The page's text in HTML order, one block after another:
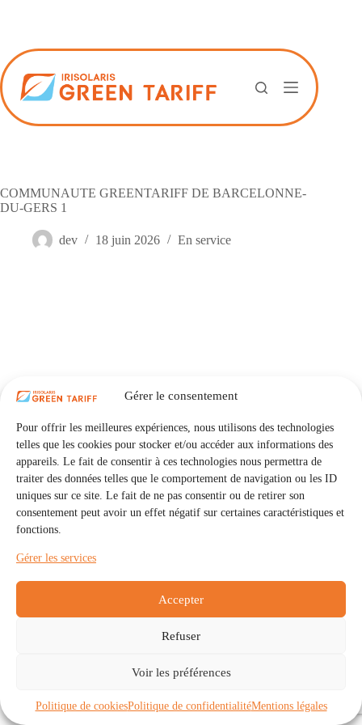
Gérer le consentement
Pour offrir les meilleures expériences, nous utilisons des technologies
telles que les cookies pour stocker et/ou accéder aux informations des
appareils. Le fait de consentir à ces technologies nous permettra de
traiter des données telles que le comportement de navigation ou les ID
uniques sur ce site. Le fait de ne pas consentir ou de retirer son
consentement peut avoir un effet négatif sur certaines caractéristiques et
fonctions.
Gérer les services
Accepter
Refuser
Voir les préférences
Politique de cookiesPolitique de confidentialitéMentions légales
COMMUNAUTE GREENTARIFF DE BARCELONNE-
DU-GERS 1
dev 18 juin 2026 En service
Communautés
À propos
Politique de cookies (UE)